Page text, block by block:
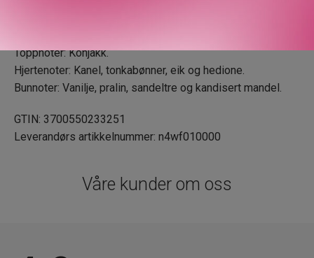
Toppnoter: Konjakk.
Hjertenoter: Kanel, tonkabønner, eik og hedione.
Bunnoter: Vanilje, pralin, sandeltre og kandisert mandel.
GTIN: 3700550233251
Leverandørs artikkelnummer: n4wf010000
Våre kunder om oss